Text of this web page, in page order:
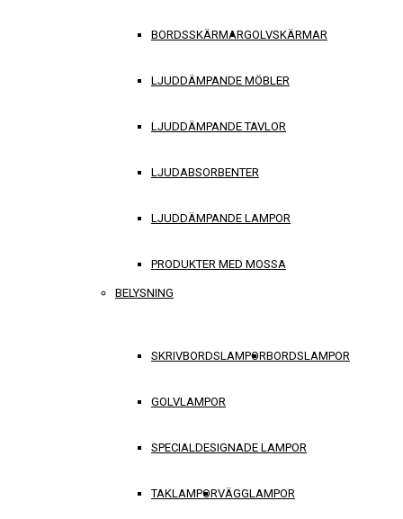
BORDSSKÄRMARGOLVSKÄRMAR
LJUDDÄMPANDE MÖBLER
LJUDDÄMPANDE TAVLOR
LJUDABSORBENTER
LJUDDÄMPANDE LAMPOR
PRODUKTER MED MOSSA
BELYSNING
SKRIVBORDSLAMPORBORDSLAMPOR
GOLVLAMPOR
SPECIALDESIGNADE LAMPOR
TAKLAMPORVÄGGLAMPOR